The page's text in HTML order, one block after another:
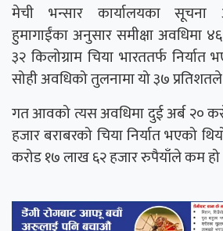
मेची भन्सार कार्यालयका सूचना
हुमागाईंका अनुसार समीक्षा अवधिमा
३२ किलोग्राम चिया भारततर्फ
सोही अवधिको तुलनामा यो ३७
गत आवको त्यस अवधिमा दुई अर्ब २०
हजार बराबरको चिया निर्यात भएको
करोड १७ लाख ६२ हजार रुपैयाँले कम हो